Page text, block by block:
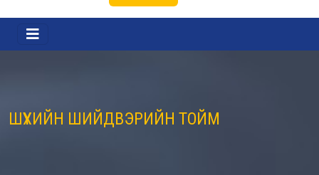
ШҮҮХИЙН ШИЙДВЭРИЙН ТОЙМ